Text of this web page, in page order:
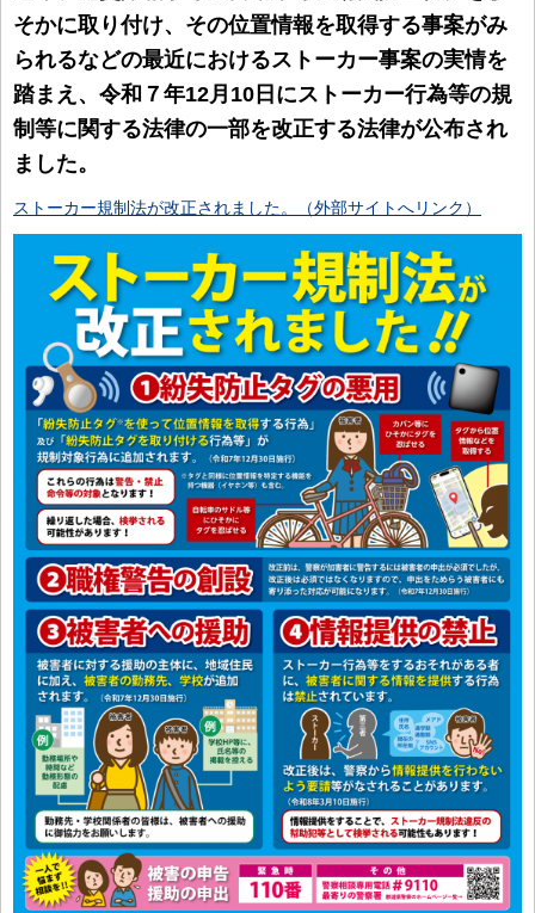
そかに取り付け、その位置情報を取得する事案がみ
られるなどの最近におけるストーカー事案の実情を
踏まえ、令和７年12月10日にストーカー行為等の規
制等に関する法律の一部を改正する法律が公布され
ました。
ストーカー規制法が改正されました。（外部サイトへリンク）